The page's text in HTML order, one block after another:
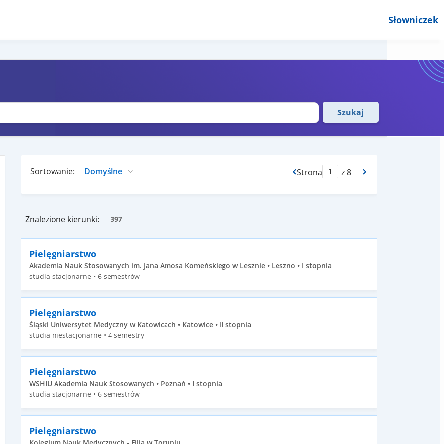
Słowniczek
Szukaj
Sortowanie: Strona z 8
Znalezione kierunki: 397
Pielęgniarstwo
Akademia Nauk Stosowanych im. Jana Amosa Komeńskiego w Lesznie • Leszno • I stopnia
studia stacjonarne • 6 semestrów
Pielęgniarstwo
Śląski Uniwersytet Medyczny w Katowicach • Katowice • II stopnia
studia niestacjonarne • 4 semestry
Pielęgniarstwo
WSHIU Akademia Nauk Stosowanych • Poznań • I stopnia
studia stacjonarne • 6 semestrów
Pielęgniarstwo